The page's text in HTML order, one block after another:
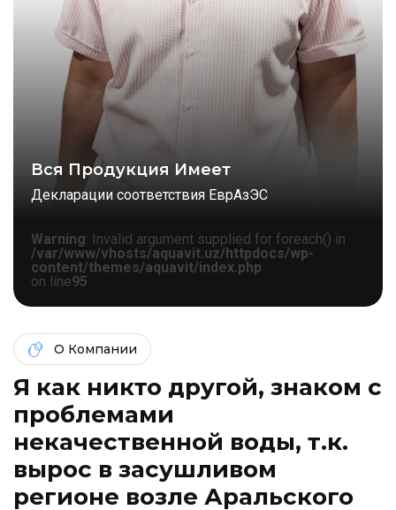
Вся Продукция Имеет
Декларации соответствия ЕврАзЭС
Warning: Invalid argument supplied for foreach() in
/var/www/vhosts/aquavit.uz/httpdocs/wp-
content/themes/aquavit/index.php
on line95
О Компании
Я как никто другой, знаком c
проблемами
некачественной воды, т.к.
вырос в засушливом
регионе возле Аральского